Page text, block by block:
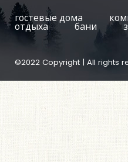
гостевые дома
отдыха бани
©2022 Copyright | All rights